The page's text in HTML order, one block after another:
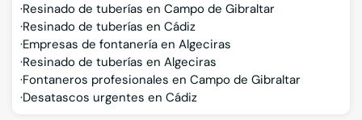
Resinado de tuberías en Campo de Gibraltar
Resinado de tuberías en Cádiz
Empresas de fontanería en Algeciras
Resinado de tuberías en Algeciras
Fontaneros profesionales en Campo de Gibraltar
Desatascos urgentes en Cádiz